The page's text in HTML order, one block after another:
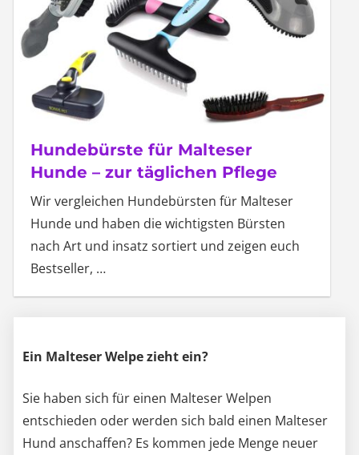
Hundebürste für Malteser
Hunde – zur täglichen Pflege
Wir vergleichen Hundebürsten für Malteser
Hunde und haben die wichtigsten Bürsten
nach Art und insatz sortiert und zeigen euch
Bestseller, …
Ein Malteser Welpe zieht ein?
Sie haben sich für einen Malteser Welpen
entschieden oder werden sich bald einen Malteser
Hund anschaffen? Es kommen jede Menge neuer